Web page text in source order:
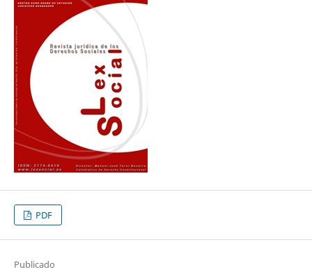
PDF
Publicado